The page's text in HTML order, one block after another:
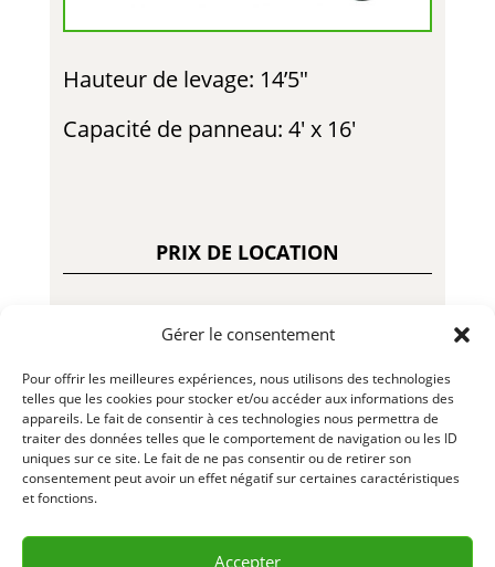
Gérer le consentement
Pour offrir les meilleures expériences, nous utilisons des technologies
telles que les cookies pour stocker et/ou accéder aux informations des
appareils. Le fait de consentir à ces technologies nous permettra de
traiter des données telles que le comportement de navigation ou les ID
uniques sur ce site. Le fait de ne pas consentir ou de retirer son
consentement peut avoir un effet négatif sur certaines caractéristiques
et fonctions.
Accepter
Hauteur de levage: 14’5″
Capacité de panneau: 4′ x 16′
PRIX DE LOCATION
35.00$ – Jour
120.00$ – Semaine
270.00$ – Mois
50.00$ – Fin de Semaine
LLL179 – R23-01